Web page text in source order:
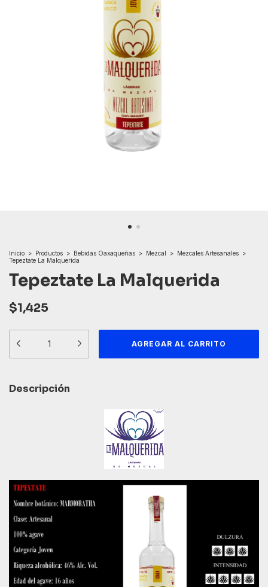
Inicio > Productos > Bebidas Oaxaqueñas > Mezcal > Mezcales Artesanales >
Tepeztate La Malquerida
Tepeztate La Malquerida
$1,425
Descripción